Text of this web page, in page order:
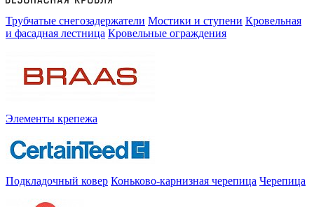
Трубчатые снегозадержатели Мостики и ступени Кровельная
и фасадная лестница Кровельные ограждения
Элементы крепежа
Подкладочный ковер Коньково-карнизная черепица Черепица